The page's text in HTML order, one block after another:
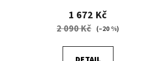
1 672 Kč
2 090 Kč (–20 %)